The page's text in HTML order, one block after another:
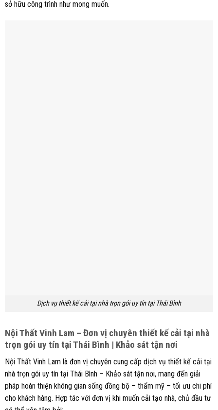
sở hữu công trình như mong muốn.
Dịch vụ thiết kế cải tại nhà trọn gói uy tín tại Thái Bình
Nội Thất Vinh Lam – Đơn vị chuyên thiết kế cải tại nhà
trọn gói uy tín tại Thái Bình | Khảo sát tận nơi
Nội Thất Vinh Lam là đơn vị chuyên cung cấp dịch vụ thiết kế cải tại
nhà trọn gói uy tín tại Thái Bình – Khảo sát tận nơi, mang đến giải
pháp hoàn thiện không gian sống đồng bộ – thẩm mỹ – tối ưu chi phí
cho khách hàng. Hợp tác với đơn vị khi muốn cải tạo nhà, chủ đầu tư